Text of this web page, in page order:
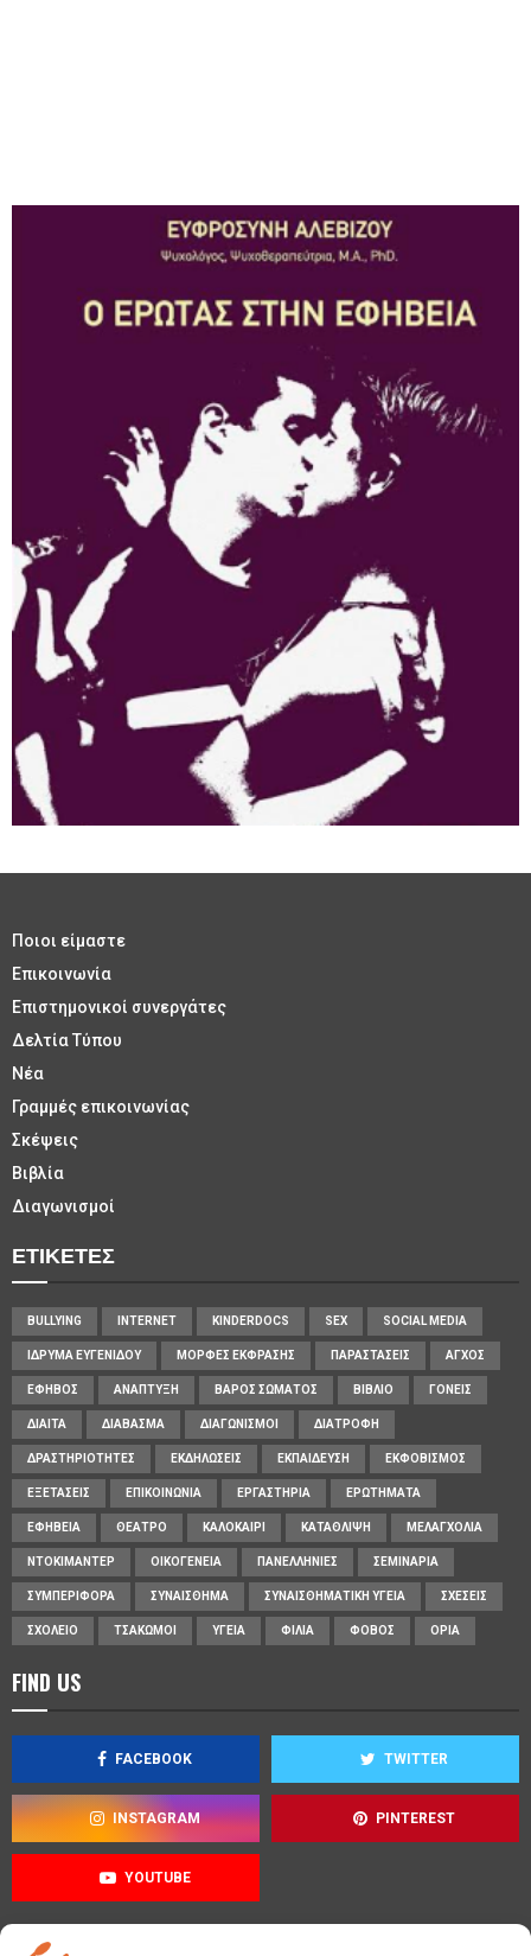
Ποιοι είμαστε
Επικοινωνία
Επιστημονικοί συνεργάτες
Δελτία Τύπου
Νέα
Γραμμές επικοινωνίας
Σκέψεις
Βιβλία
Διαγωνισμοί
ΕΤΙΚΈΤΕΣ
BULLYING INTERNET KINDERDOCS SEX SOCIAL MEDIA
ΊΔΡΥΜΑ ΕΥΓΕΝΊΔΟΥ ΜΟΡΦΈΣ ΈΚΦΡΑΣΗΣ ΠΑΡΑΣΤΆΣΕΙΣ ΆΓΧΟΣ
ΈΦΗΒΟΣ ΑΝΆΠΤΥΞΗ ΒΆΡΟΣ ΣΏΜΑΤΟΣ ΒΙΒΛΊΟ ΓΟΝΕΊΣ
ΔΊΑΙΤΑ ΔΙΆΒΑΣΜΑ ΔΙΑΓΩΝΙΣΜΟΊ ΔΙΑΤΡΟΦΉ
ΔΡΑΣΤΗΡΙΌΤΗΤΕΣ ΕΚΔΗΛΏΣΕΙΣ ΕΚΠΑΊΔΕΥΣΗ ΕΚΦΟΒΙΣΜΌΣ
ΕΞΕΤΆΣΕΙΣ ΕΠΙΚΟΙΝΩΝΊΑ ΕΡΓΑΣΤΉΡΙΑ ΕΡΩΤΉΜΑΤΑ
ΕΦΗΒΕΊΑ ΘΈΑΤΡΟ ΚΑΛΟΚΑΊΡΙ ΚΑΤΆΘΛΙΨΗ ΜΕΛΑΓΧΟΛΊΑ
ΝΤΟΚΙΜΑΝΤΈΡ ΟΙΚΟΓΈΝΕΙΑ ΠΑΝΕΛΛΉΝΙΕΣ ΣΕΜΙΝΆΡΙΑ
ΣΥΜΠΕΡΙΦΟΡΆ ΣΥΝΑΊΣΘΗΜΑ ΣΥΝΑΙΣΘΗΜΑΤΙΚΉ ΥΓΕΊΑ ΣΧΈΣΕΙΣ
ΣΧΟΛΕΊΟ ΤΣΑΚΩΜΟΊ ΥΓΕΊΑ ΦΙΛΊΑ ΦΌΒΟΣ ΌΡΙΑ
FIND US
FACEBOOK TWITTER
INSTAGRAM PINTEREST
YOUTUBE